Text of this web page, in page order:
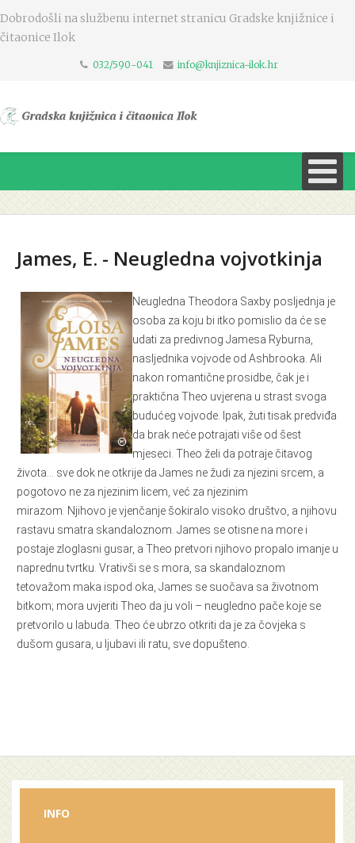
Dobrodošli na službenu internet stranicu Gradske knjižnice i
čitaonice Ilok
032/590-041 info@knjiznica-ilok.hr
James, E. - Neugledna vojvotkinja
Neugledna Theodora Saxby posljednja je
osoba za koju bi itko pomislio da će se
udati za predivnog Jamesa Ryburna,
nasljednika vojvode od Ashbrooka. Ali
nakon romantične prosidbe, čak je i
praktična Theo uvjerena u strast svoga
budućeg vojvode. Ipak, žuti tisak predviđa
da brak neće potrajati više od šest
mjeseci. Theo želi da potraje čitavog
života… sve dok ne otkrije da James ne žudi za njezini srcem, a
pogotovo ne za njezinim licem, već za njezinim
mirazom. Njihovo je vjenčanje šokiralo visoko društvo, a njihovu
rastavu smatra skandaloznom. James se otisne na more i
postaje zloglasni gusar, a Theo pretvori njihovo propalo imanje u
naprednu tvrtku. Vrativši se s mora, sa skandaloznom
tetovažom maka ispod oka, James se suočava sa životnom
bitkom; mora uvjeriti Theo da ju voli – neugledno pače koje se
pretvorilo u labuda. Theo će ubrzo otkriti da je za čovjeka s
dušom gusara, u ljubavi ili ratu, sve dopušteno.
INFO